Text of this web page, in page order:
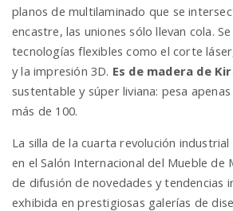
planos de multilaminado que se
encastre, las uniones sólo llevan cola.
tecnologías flexibles como el corte
y la impresión 3D. Es de madera de
sustentable y súper liviana: pesa
más de 100.
La silla de la cuarta revolución
en el Salón Internacional del Mueble de
de difusión de novedades y tendencias
exhibida en prestigiosas galerías de